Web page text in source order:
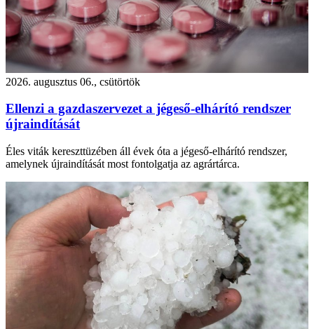
2026. augusztus 06., csütörtök
Ellenzi a gazdaszervezet a jégeső-elhárító rendszer
újraindítását
Éles viták kereszttüzében áll évek óta a jégeső-elhárító rendszer,
amelynek újraindítását most fontolgatja az agrártárca.